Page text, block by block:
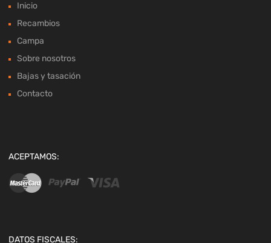
Inicio
Recambios
Campa
Sobre nosotros
Bajas y tasación
Contacto
ACEPTAMOS:
DATOS FISCALES: